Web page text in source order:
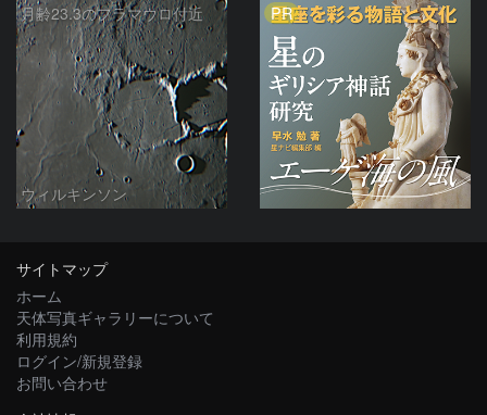
月齢23.3のフラマウロ付近
ウィルキンソン
PR
サイトマップ
ホーム
天体写真ギャラリーについて
利用規約
ログイン/新規登録
お問い合わせ